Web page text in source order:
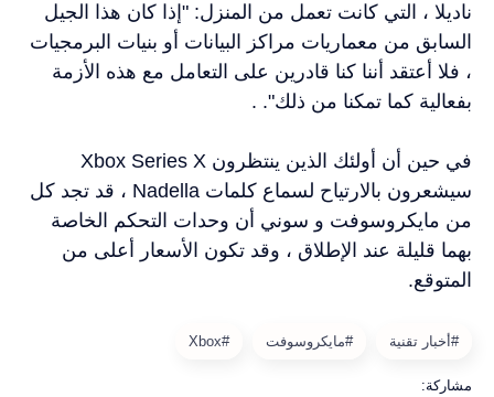
ناديلا ، التي كانت تعمل من المنزل: "إذا كان هذا الجيل
السابق من معماريات مراكز البيانات أو بنيات البرمجيات
، فلا أعتقد أننا كنا قادرين على التعامل مع هذه الأزمة
بفعالية كما تمكنا من ذلك". .
في حين أن أولئك الذين ينتظرون Xbox Series X
سيشعرون بالارتياح لسماع كلمات Nadella ، قد تجد كل
من مايكروسوفت و سوني أن وحدات التحكم الخاصة
بهما قليلة عند الإطلاق ، وقد تكون الأسعار أعلى من
المتوقع.